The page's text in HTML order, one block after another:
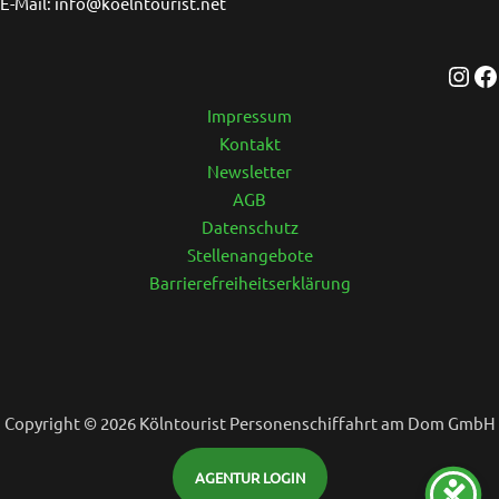
Impressum
Kontakt
Newsletter
AGB
Datenschutz
Stellenangebote
Barrierefreiheitserklärung
Copyright © 2026 Kölntourist Personenschiffahrt am Dom GmbH
AGENTUR LOGIN